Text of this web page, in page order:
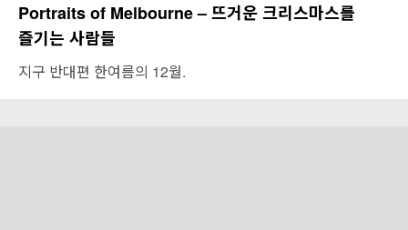
Portraits of Melbourne – 뜨거운 크리스마스를
즐기는 사람들
지구 반대편 한여름의 12월.